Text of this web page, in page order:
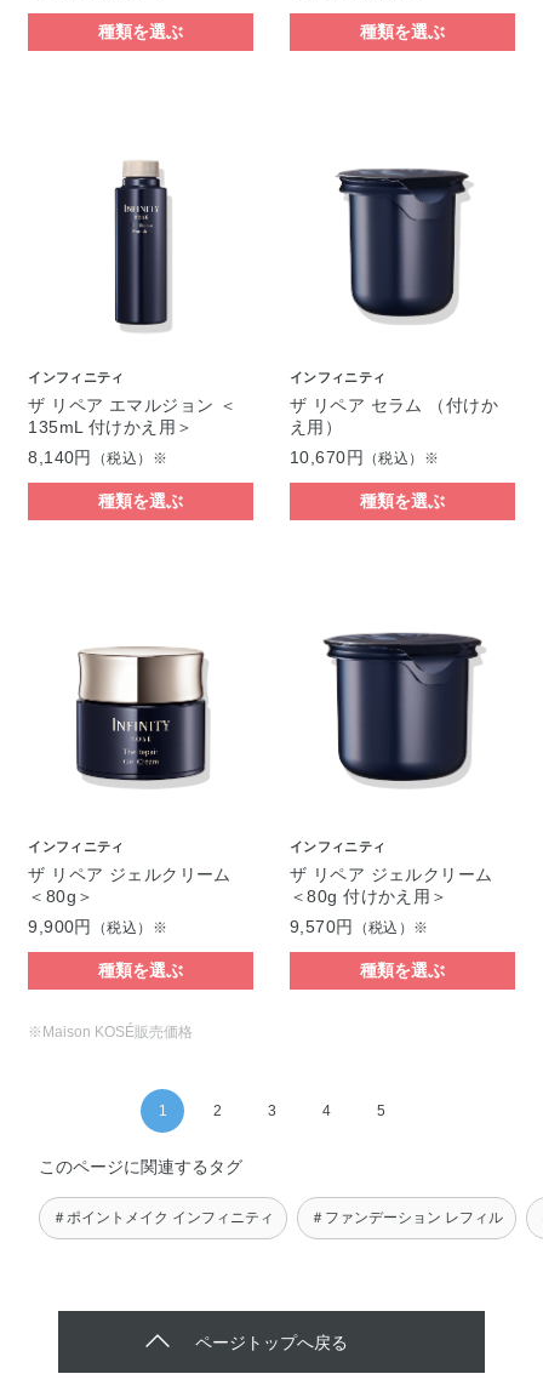
種類を選ぶ 種類を選ぶ
インフィニティ
ザ リペア エマルジョン ＜
135mL 付けかえ用＞
8,140円
（税込）※
種類を選ぶ
インフィニティ
ザ リペア セラム （付けか
え用）
10,670円
（税込）※
種類を選ぶ
インフィニティ
ザ リペア ジェルクリーム
＜80g＞
9,900円
（税込）※
種類を選ぶ
インフィニティ
ザ リペア ジェルクリーム
＜80g 付けかえ用＞
9,570円
（税込）※
種類を選ぶ
※Maison KOSÉ販売価格
1 2 3 4 5
このページに関連するタグ
＃ポイントメイク インフィニティ ＃ファンデーション レフィル
ページトップへ戻る